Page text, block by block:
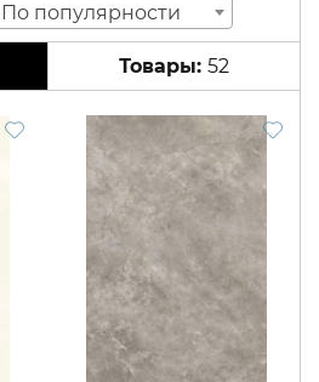
По популярности
52